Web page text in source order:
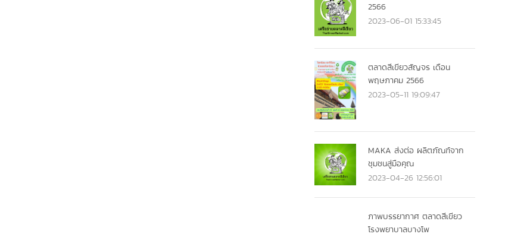
2566
2023-06-01 15:33:45
ตลาดสีเขียวสัญจร เดือน
พฤษภาคม 2566
2023-05-11 19:09:47
MAKA ส่งต่อ ผลิตภัณฑ์จาก
ชุมชนสู่มือคุณ
2023-04-26 12:56:01
ภาพบรรยากาศ ตลาดสีเขียว
โรงพยาบาลบางโพ